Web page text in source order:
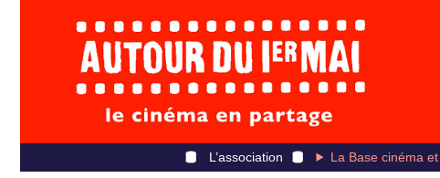
L’association La Base cinéma